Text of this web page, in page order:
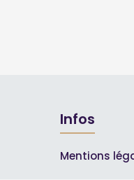
Infos
Mentions